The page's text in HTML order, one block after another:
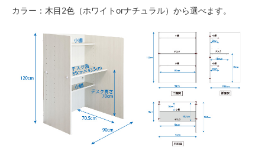
カラー：木目2色（ホワイトorナチュラル）から選べます。